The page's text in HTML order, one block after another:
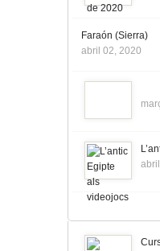
Faraón (Sierra)
abril 02, 2020